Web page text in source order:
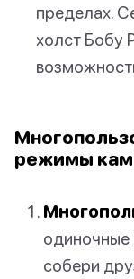
пределах.
холст Бобу
режимы
одиночные
собери